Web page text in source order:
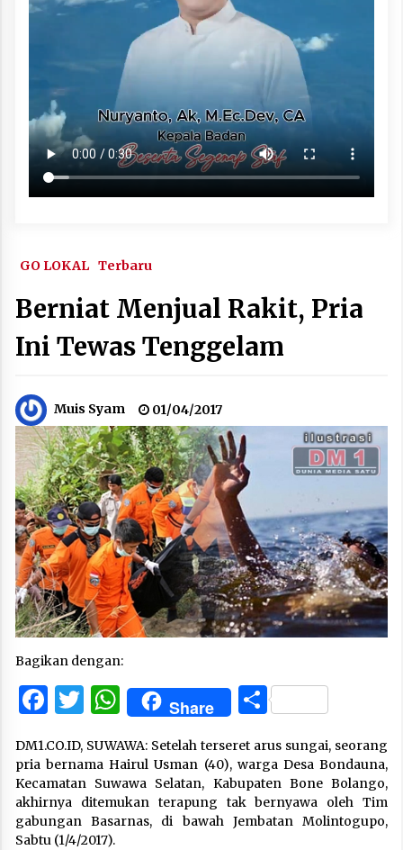
GO LOKAL Terbaru
Berniat Menjual Rakit, Pria
Ini Tewas Tenggelam
Muis Syam 01/04/2017
Bagikan dengan:
Facebook
Twitter
WhatsApp
Share Share
DM1.CO.ID, SUWAWA: Setelah terseret arus sungai, seorang
pria bernama Hairul Usman (40), warga Desa Bondauna,
Kecamatan Suwawa Selatan, Kabupaten Bone Bolango,
akhirnya ditemukan terapung tak bernyawa oleh Tim
gabungan Basarnas, di bawah Jembatan Molintogupo,
Sabtu (1/4/2017).